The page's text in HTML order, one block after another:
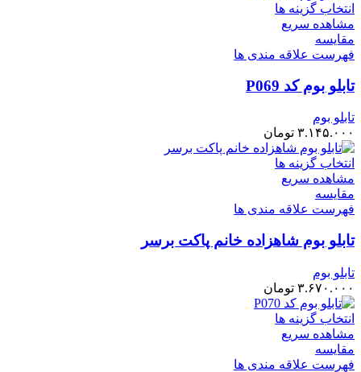
انتخاب گزینه ها
مشاهده سریع
مقایسه
فهرست علاقه مندی ها
تابلو بوم کد P069
تابلو بوم
۳.۱۴۵.۰۰۰ تومان
انتخاب گزینه ها
مشاهده سریع
مقایسه
فهرست علاقه مندی ها
تابلو بوم شاهزاده خانم پاکت برسر
تابلو بوم
۳.۶۷۰.۰۰۰ تومان
انتخاب گزینه ها
مشاهده سریع
مقایسه
فهرست علاقه مندی ها